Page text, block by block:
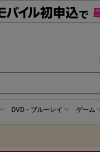
DVD・ブルーレイ ゲーム